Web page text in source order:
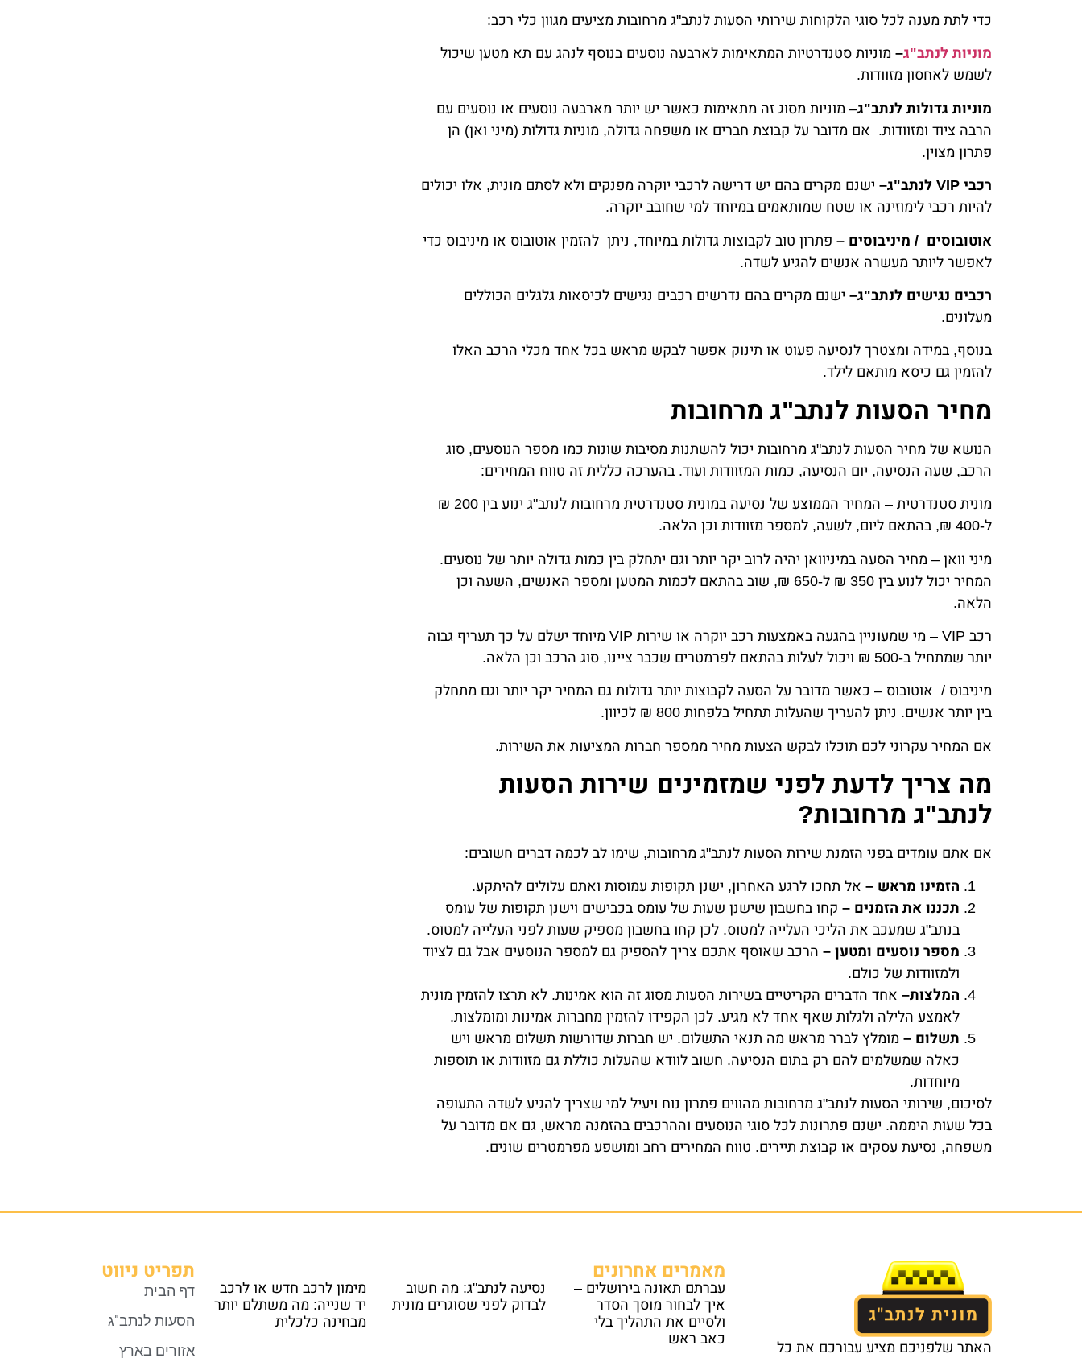
כדי לתת מענה לכל סוגי הלקוחות שירותי הסעות לנתב"ג מרחובות מציעים מגוון כלי רכב:
מוניות לנתב"ג– מוניות סטנדרטיות המתאימות לארבעה נוסעים בנוסף לנהג עם תא מטען שיכול
לשמש לאחסון מזוודות.
מוניות גדולות לנתב"ג– מוניות מסוג זה מתאימות כאשר יש יותר מארבעה נוסעים או נוסעים עם
הרבה ציוד ומזוודות. אם מדובר על קבוצת חברים או משפחה גדולה, מוניות גדולות (מיני ואן) הן
פתרון מצוין.
רכבי VIP לנתב"ג–
ישנם מקרים בהם יש דרישה לרכבי יוקרה מפנקים ולא לסתם מונית, אלו יכולים
להיות רכבי לימוזינה או שטח שמותאמים במיוחד למי שחובב יוקרה.
אוטובוסים / מיניבוסים – פתרון טוב לקבוצות גדולות במיוחד, ניתן להזמין אוטובוס או מיניבוס כדי
לאפשר ליותר מעשרה אנשים להגיע לשדה.
רכבים נגישים לנתב"ג– ישנם מקרים בהם נדרשים רכבים נגישים לכיסאות גלגלים הכוללים
מעלונים.
בנוסף, במידה ומצטרך לנסיעה פעוט או תינוק אפשר לבקש מראש בכל אחד מכלי הרכב האלו
להזמין גם כיסא מותאם לילד.
מחיר הסעות לנתב"ג מרחובות
הנושא של מחיר הסעות לנתב"ג מרחובות יכול להשתנות מסיבות שונות כמו מספר הנוסעים, סוג
הרכב, שעה הנסיעה, יום הנסיעה, כמות המזוודות ועוד. בהערכה כללית זה טווח המחירים:
מונית סטנדרטית – המחיר הממוצע של נסיעה במונית סטנדרטית מרחובות לנתב"ג ינוע בין 200 ₪
ל-400 ₪, בהתאם ליום, לשעה, למספר מזוודות וכן הלאה.
מיני וואן – מחיר הסעה במיניוואן יהיה לרוב יקר יותר וגם יתחלק בין כמות גדולה יותר של נוסעים.
המחיר יכול לנוע בין 350 ₪ ל-650 ₪, שוב בהתאם לכמות המטען ומספר האנשים, השעה וכן
הלאה.
רכב VIP – מי שמעוניין בהגעה באמצעות רכב יוקרה או שירות VIP מיוחד ישלם על כך תעריף גבוה
יותר שמתחיל ב-500 ₪ ויכול לעלות בהתאם לפרמטרים שכבר ציינו, סוג הרכב וכן הלאה.
מיניבוס / אוטובוס – כאשר מדובר על הסעה לקבוצות יותר גדולות גם המחיר יקר יותר וגם מתחלק
בין יותר אנשים. ניתן להעריך שהעלות תתחיל בלפחות 800 ₪ לכיוון.
אם המחיר עקרוני לכם תוכלו לבקש הצעות מחיר ממספר חברות המציעות את השירות.
מה צריך לדעת לפני שמזמינים שירות הסעות
לנתב"ג מרחובות?
אם אתם עומדים בפני הזמנת שירות הסעות לנתב"ג מרחובות, שימו לב לכמה דברים חשובים:
הזמינו מראש – אל תחכו לרגע האחרון, ישנן תקופות עמוסות ואתם עלולים להיתקע.
תכננו את הזמנים – קחו בחשבון שישנן שעות של עומס בכבישים וישנן תקופות של עומס
בנתב"ג שמעכב את הליכי העלייה למטוס. לכן קחו בחשבון מספיק שעות לפני העלייה למטוס.
מספר נוסעים ומטען – הרכב שאוסף אתכם צריך להספיק גם למספר הנוסעים אבל גם לציוד
ולמזוודות של כולם.
המלצות– אחד הדברים הקריטיים בשירות הסעות מסוג זה הוא אמינות. לא תרצו להזמין מונית
לאמצע הלילה ולגלות שאף אחד לא מגיע. לכן הקפידו להזמין מחברות אמינות ומומלצות.
תשלום – מומלץ לברר מראש מה תנאי התשלום. יש חברות שדורשות תשלום מראש ויש
כאלה שמשלמים להם רק בתום הנסיעה. חשוב לוודא שהעלות כוללת גם מזוודות או תוספות
מיוחדות.
לסיכום, שירותי הסעות לנתב"ג מרחובות מהווים פתרון נוח ויעיל למי שצריך להגיע לשדה התעופה
בכל שעות היממה. ישנם פתרונות לכל סוגי הנוסעים וההרכבים בהזמנה מראש, גם אם מדובר על
משפחה, נסיעת עסקים או קבוצת תיירים. טווח המחירים רחב ומושפע מפרמטרים שונים.
האתר שלפניכם מציע עבורכם את כל
מאמרים אחרונים
עברתם תאונה בירושלים –
איך לבחור מוסך הסדר
ולסיים את התהליך בלי
כאב ראש
נסיעה לנתב"ג: מה חשוב
לבדוק לפני שסוגרים מונית
מימון לרכב חדש או לרכב
יד שנייה: מה משתלם יותר
מבחינה כלכלית
תפריט ניווט
דף הבית
הסעות לנתב"ג
אזורים בארץ